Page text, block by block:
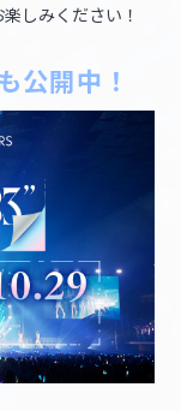
しみください！
公開中！